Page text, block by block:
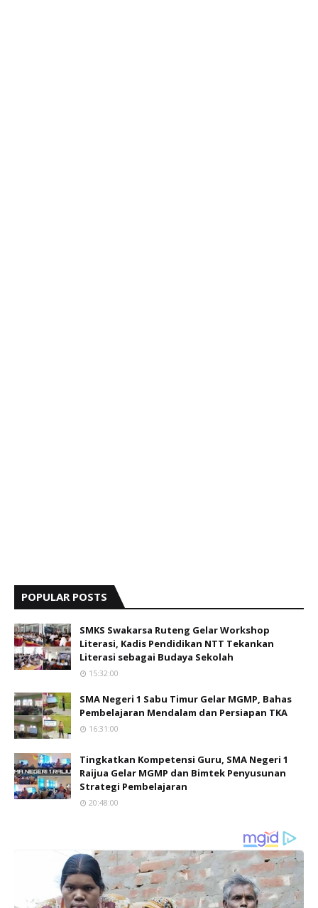
POPULAR POSTS
SMKS Swakarsa Ruteng Gelar Workshop
Literasi, Kadis Pendidikan NTT Tekankan
Literasi sebagai Budaya Sekolah
15:32:00
SMA Negeri 1 Sabu Timur Gelar MGMP, Bahas
Pembelajaran Mendalam dan Persiapan TKA
16:31:00
Tingkatkan Kompetensi Guru, SMA Negeri 1
Raijua Gelar MGMP dan Bimtek Penyusunan
Strategi Pembelajaran
20:48:00